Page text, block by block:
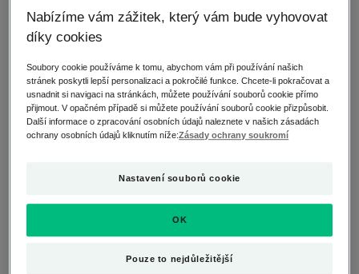
akné? Kdy byste měli vyhledat pomoc odborníka? Řiďte se
radami našich odborníků a objevte
Nabízíme vám zážitek, který vám bude vyhovovat
díky cookies
Soubory cookie používáme k tomu, abychom vám při používání našich
stránek poskytli lepší personalizaci a pokročilé funkce. Chcete-li pokračovat a
usnadnit si navigaci na stránkách, můžete používání souborů cookie přímo
přijmout. V opačném případě si můžete používání souborů cookie přizpůsobit.
Další informace o zpracování osobních údajů naleznete v našich zásadách
ochrany osobních údajů kliknutím níže:Zásady ochrany soukromí
Nastavení souborů cookie
Pouze to nejdůležitější
OK